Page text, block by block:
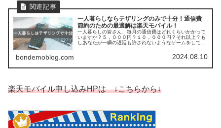
一人暮らしならテザリングのみで十分！通信費
節約のための最適解は楽天モバイル！
一人暮らしの皆さん、毎月の通信費はどれくらいかかって
いますか？５，０００円？１０，０００円？それ以上？も
しあなたが一瞬の遅延も許されないようなゲームをしてい
bondemoblog.com 2024.08.10
楽天モバイル申し込みHPは ↓こちらから↓